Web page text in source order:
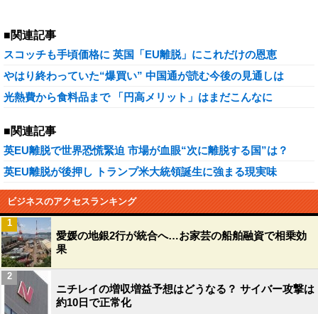
■関連記事
スコッチも手頃価格に 英国「EU離脱」にこれだけの恩恵
やはり終わっていた“爆買い” 中国通が読む今後の見通しは
光熱費から食料品まで 「円高メリット」はまだこんなに
■関連記事
英EU離脱で世界恐慌緊迫 市場が血眼“次に離脱する国”は？
英EU離脱が後押し トランプ米大統領誕生に強まる現実味
ビジネスのアクセスランキング
愛媛の地銀2行が統合へ…お家芸の船舶融資で相乗効
果
1
ニチレイの増収増益予想はどうなる？ サイバー攻撃は
約10日で正常化
2